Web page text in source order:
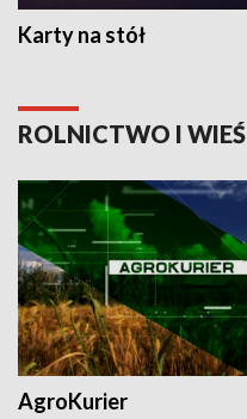
Karty na stół
ROLNICTWO I WIEŚ
AgroKurier